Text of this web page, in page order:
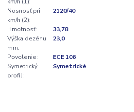
Nosnosť pri
km/h (2):
2120/40
Hmotnosť:
33,78
Výška dezénu
mm:
23,0
Povolenie:
ECE 106
Symetrický
profil:
Symetrické